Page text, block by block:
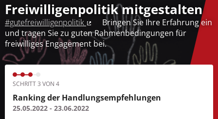
Freiwilligenpolitik mitgestalten
#gutefreiwilligenpolitik
(Externer Link)
Bringen Sie Ihre Erfahrung ein
und tragen Sie zu guten Rahmenbedingungen für
freiwilliges Engagement bei.
SCHRITT 3 VON 4
Ranking der Handlungsempfehlungen
25.05.2022 - 23.06.2022